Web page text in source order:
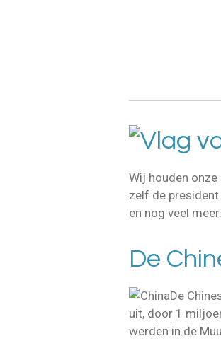
Wij houden onze
zelf de president
en nog veel meer.
De
De
uit, door 1
werden in de